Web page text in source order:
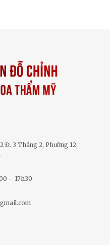
Đ. 3 Tháng 2, Phường 12,
– 17h30